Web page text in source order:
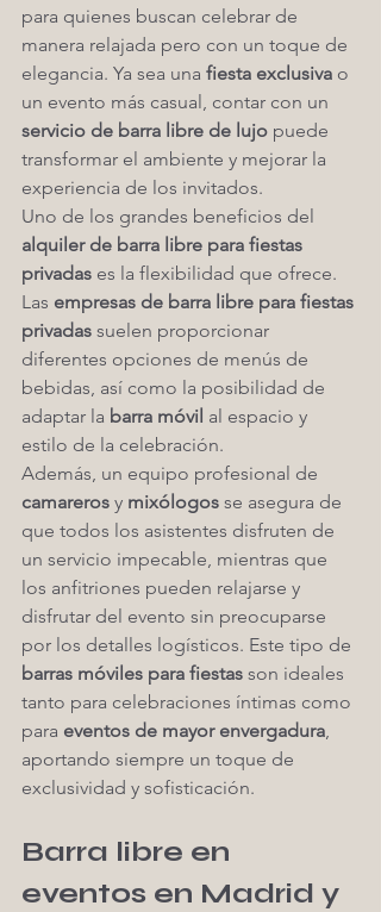
para quienes buscan celebrar de
manera relajada pero con un toque de
elegancia. Ya sea una fiesta exclusiva o
un evento más casual, contar con un
servicio de barra libre de lujo puede
transformar el ambiente y mejorar la
experiencia de los invitados.
Uno de los grandes beneficios del
alquiler de barra libre para fiestas
privadas es la flexibilidad que ofrece.
Las empresas de barra libre para fiestas
privadas suelen proporcionar
diferentes opciones de menús de
bebidas, así como la posibilidad de
adaptar la barra móvil al espacio y
estilo de la celebración.
Además, un equipo profesional de
camareros y mixólogos se asegura de
que todos los asistentes disfruten de
un servicio impecable, mientras que
los anfitriones pueden relajarse y
disfrutar del evento sin preocuparse
por los detalles logísticos. Este tipo de
barras móviles para fiestas son ideales
tanto para celebraciones íntimas como
para eventos de mayor envergadura,
aportando siempre un toque de
exclusividad y sofisticación.
Barra libre en
eventos en Madrid y